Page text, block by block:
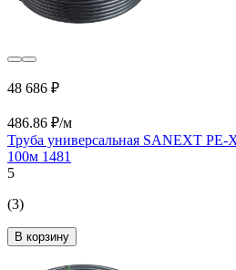
48 686 ₽
486.86 ₽/м
Труба универсальная SANEXT PE-
100м 1481
5
(3)
В корзину